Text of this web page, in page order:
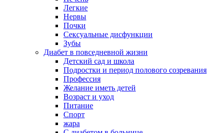
Легкие
Нервы
Почки
Сексуальные дисфункции
Зубы
Диабет в повседневной жизни
Детский сад и школа
Подростки и период полового созревания
Профессия
Желание иметь детей
Возраст и уход
Питание
Спорт
жара